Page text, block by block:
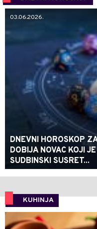
03.06.2026.
DNEVNI HOROSKOP
DOBIJA NOVAC KOJI
SUDBINSKI SUSRET...
KUHINJA